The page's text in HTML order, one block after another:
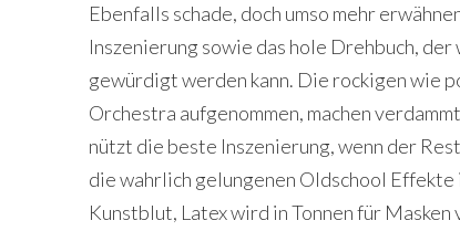
Ebenfalls schade, doch umso mehr
Inszenierung sowie das hole Drehbuch,
gewürdigt werden kann. Die rockigen wie
Orchestra aufgenommen, machen
nützt die beste Inszenierung, wenn der
die wahrlich gelungenen Oldschool
Kunstblut, Latex wird in Tonnen für